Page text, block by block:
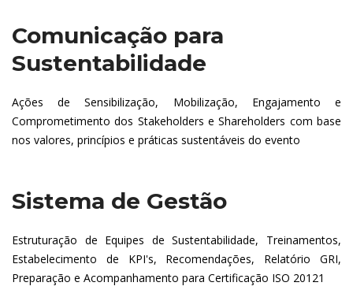
Comunicação para
Sustentabilidade
Ações de Sensibilização, Mobilização, Engajamento e
Comprometimento dos Stakeholders e Shareholders com base
nos valores, princípios e práticas sustentáveis do evento
Sistema de Gestão
Estruturação de Equipes de Sustentabilidade, Treinamentos,
Estabelecimento de KPI's, Recomendações, Relatório GRI,
Preparação e Acompanhamento para Certificação ISO 20121